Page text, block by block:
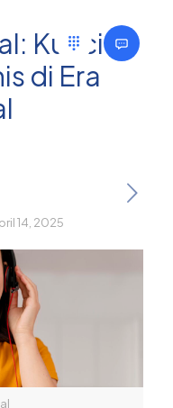
Kunci
di Era
14, 2025